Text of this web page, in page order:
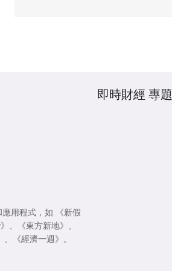
用程式，如
《新假
、 《東方新地》 、
、 《經濟一週》 。
即時財經 專題